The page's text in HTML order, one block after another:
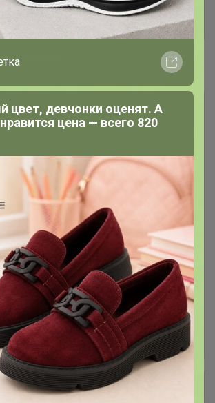
наличии ) После нескольких
вся закупка )
формы
фитнеса и здоровья
58
жирные
все формы и
и связок, волос и
24
(Высокобелковые
Арахисовая
19
+ Ещё 12 каталогов
цвет, девчонки оценят. А
цена — всего 820